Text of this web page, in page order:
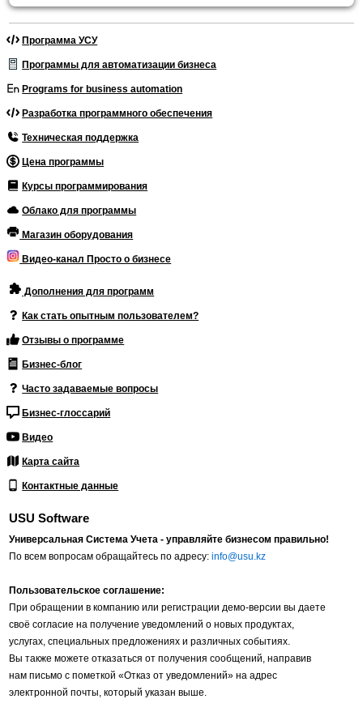
Программа УСУ
Программы для автоматизации бизнеса
Programs for business automation
Разработка программного обеспечения
Техническая поддержка
Цена программы
Курсы программирования
Облако для программы
Магазин оборудования
Видео-канал Просто о бизнесе
Дополнения для программ
Как стать опытным пользователем?
Отзывы о программе
Бизнес-блог
Часто задаваемые вопросы
Бизнес-глоссарий
Видео
Карта сайта
Контактные данные
USU Software
Универсальная Система Учета - управляйте бизнесом правильно!
По всем вопросам обращайтесь по адресу:info@usu.kz
Пользовательское соглашение:
При обращении в компанию или регистрации демо-версии вы даете
своё согласие на получение уведомлений о новых продуктах,
услугах, специальных предложениях и различных событиях.
Вы также можете отказаться от получения сообщений, направив
нам письмо с пометкой «Отказ от уведомлений» на адрес
электронной почты, который указан выше.